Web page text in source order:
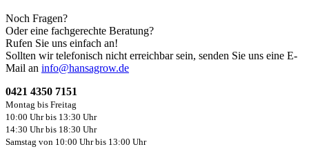
Noch Fragen?
Oder eine fachgerechte Beratung?
Rufen Sie uns einfach an!
Sollten wir telefonisch nicht erreichbar sein, senden Sie uns eine E-
Mail an info@hansagrow.de
0421 4350 7151
Montag bis Freitag
10:00 Uhr bis 13:30 Uhr
14:30 Uhr bis 18:30 Uhr
Samstag von 10:00 Uhr bis 13:00 Uhr